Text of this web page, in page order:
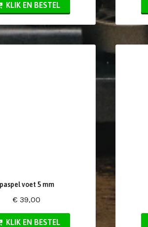
KLIK EN BESTEL
paspel voet 5 mm
€ 39,00
KLIK EN BESTEL